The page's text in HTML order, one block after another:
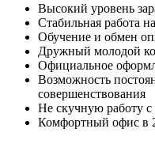
Высокий уровень
Стабильная работа
Обучение и обмен
Дружный молодой
Официальное
Возможность
совершенствования
Не скучную работу
Комфортный офис в